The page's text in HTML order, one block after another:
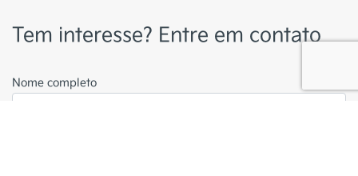
Desenvolvido pela DEALERSPACE ® Direitos Reservados.